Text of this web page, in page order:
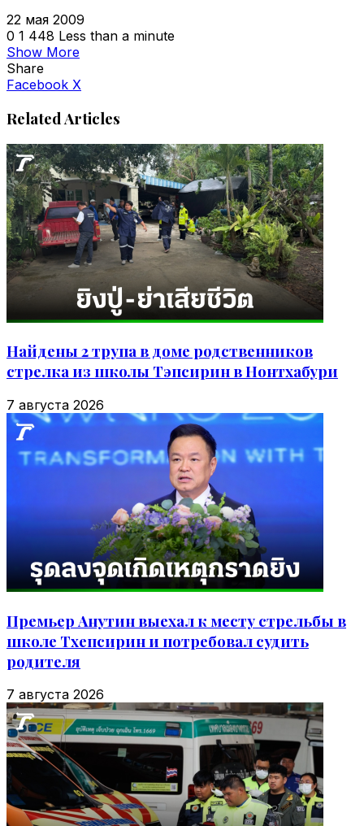
22 мая 2009
0 1 448 Less than a minute
Show More
Share
Facebook X
Related Articles
Найдены 2 трупа в доме родственников
стрелка из школы Тэпсирин в Нонтхабури
7 августа 2026
Премьер Анутин выехал к месту стрельбы в
школе Тхепсирин и потребовал судить
родителя
7 августа 2026